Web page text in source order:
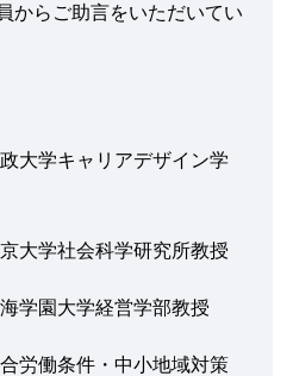
からご助言をいただいてい
キャリアデザイン学
社会科学研究所教授
園大学経営学部教授
働条件・中小地域対策